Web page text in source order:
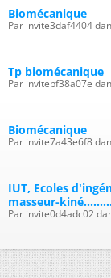
Biomécanique
Par invite3daf4404
Tp biomécanique
Par invitebf38a07e
Biomécanique
Par invite7a43e6f8
IUT, Ecoles
masseur-
Par invite0d4adc02